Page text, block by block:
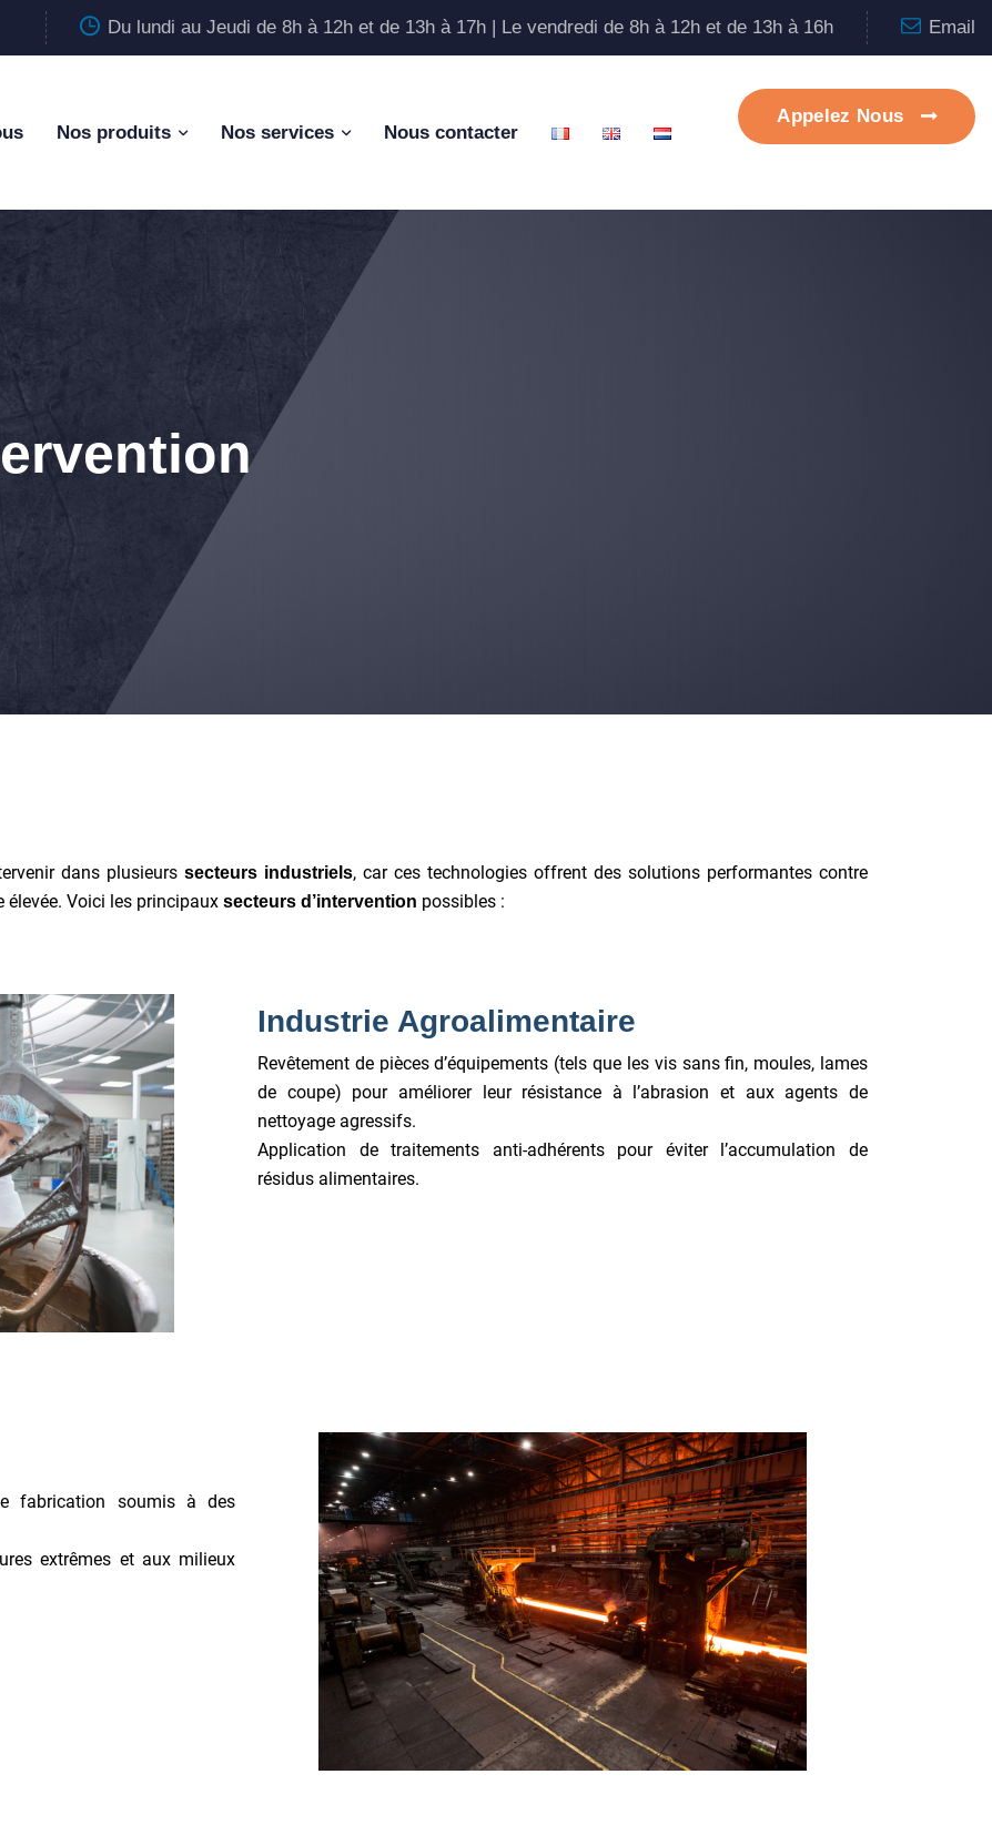
Du lundi au Jeudi de 8h à 12h et de 13h à 17h | Le vendredi de 8h à 12h et de 13h à 16h Email
Nos produits Nos services Nous contacter
Appelez Nous
dans plusieurs secteurs industriels, car ces technologies offrent des solutions performantes contre
élevée. Voici les principaux secteurs d’intervention possibles :
Industrie Agroalimentaire
Revêtement de pièces d’équipements (tels que les vis sans fin, moules, lames
de coupe) pour améliorer leur résistance à l’abrasion et aux agents de
nettoyage agressifs.
Application de traitements anti-adhérents pour éviter l’accumulation de
résidus alimentaires.
fabrication soumis à des
extrêmes et aux milieux